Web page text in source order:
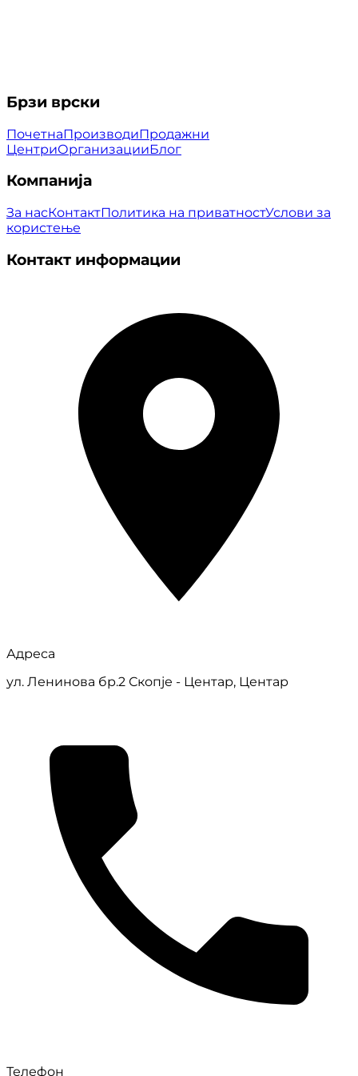
Брзи врски
ПочетнаПроизводиПродажни
ЦентриОрганизацииБлог
Компанија
За насКонтактПолитика на приватностУслови за
користење
Контакт информации
Адреса
ул. Ленинова бр.2 Скопје - Центар, Центар
Телефон